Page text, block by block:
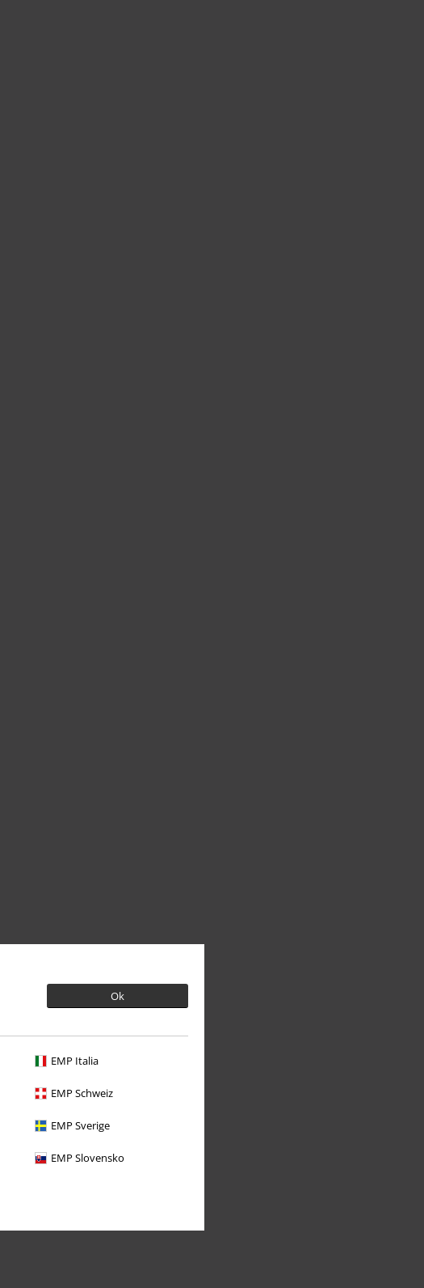
Ok
EMP Italia
EMP Schweiz
EMP Sverige
EMP Slovensko